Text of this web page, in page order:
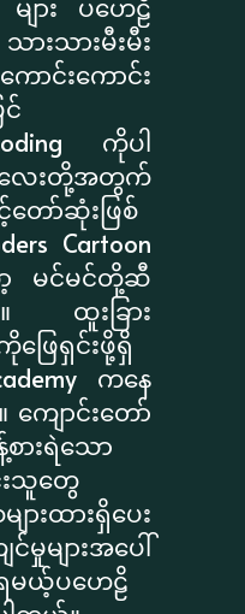
ျား ပဟေဠိ
သားသားမီးမီး
င်းကောင်း
ကိုပါ
ေးတို့အတွက်
ော်ဆုံးဖြစ်
Cartoon
ာ့ မင်မင်တို့ဆီ
။ ထူးခြား
ဖြေရှင်းဖို့ရှိ
ကနေ
ောင်းတော်
စားရဲသော
းသူတွေ
ထားရှိပေး
မှုများအပေါ်
ရမယ့်ပဟေဠိ